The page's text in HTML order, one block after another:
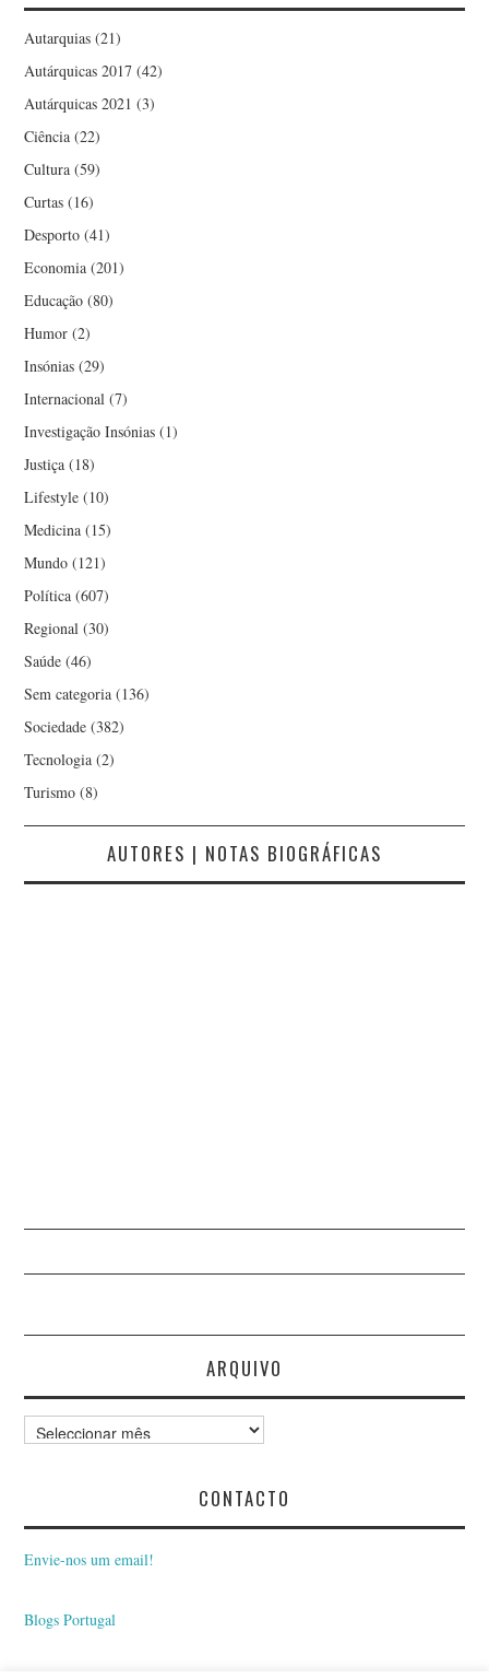
Autarquias (21)
Autárquicas 2017 (42)
Autárquicas 2021 (3)
Ciência (22)
Cultura (59)
Curtas (16)
Desporto (41)
Economia (201)
Educação (80)
Humor (2)
Insónias (29)
Internacional (7)
Investigação Insónias (1)
Justiça (18)
Lifestyle (10)
Medicina (15)
Mundo (121)
Política (607)
Regional (30)
Saúde (46)
Sem categoria (136)
Sociedade (382)
Tecnologia (2)
Turismo (8)
AUTORES | NOTAS BIOGRÁFICAS
ARQUIVO
Arquivo
CONTACTO
Envie-nos um email!
Blogs Portugal